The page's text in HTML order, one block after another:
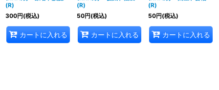
(R)
300円(税込)
カートに入れる
(R)
50円(税込)
カートに入れる
(R)
50円(税込)
カートに入れる